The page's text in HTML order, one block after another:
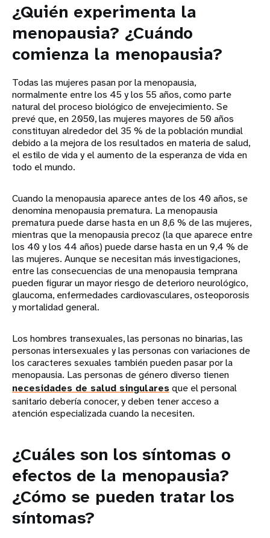
¿Quién experimenta la
menopausia? ¿Cuándo
comienza la menopausia?
Todas las mujeres pasan por la menopausia,
normalmente entre los 45 y los 55 años, como parte
natural del proceso biológico de envejecimiento. Se
prevé que, en 2050, las mujeres mayores de 50 años
constituyan alrededor del 35 % de la población mundial
debido a la mejora de los resultados en materia de salud,
el estilo de vida y el aumento de la esperanza de vida en
todo el mundo.
Cuando la menopausia aparece antes de los 40 años, se
denomina menopausia prematura. La menopausia
prematura puede darse hasta en un 8,6 % de las mujeres,
mientras que la menopausia precoz (la que aparece entre
los 40 y los 44 años) puede darse hasta en un 9,4 % de
las mujeres. Aunque se necesitan más investigaciones,
entre las consecuencias de una menopausia temprana
pueden figurar un mayor riesgo de deterioro neurológico,
glaucoma, enfermedades cardiovasculares, osteoporosis
y mortalidad general.
Los hombres transexuales, las personas no binarias, las
personas intersexuales y las personas con variaciones de
los caracteres sexuales también pueden pasar por la
menopausia. Las personas de género diverso tienen
necesidades de salud singularesque el personal
sanitario debería conocer, y deben tener acceso a
atención especializada cuando la necesiten.
¿Cuáles son los síntomas o
efectos de la menopausia?
¿Cómo se pueden tratar los
síntomas?